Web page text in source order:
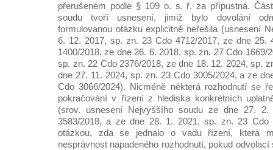
přerušeném podle § 109 o. s. ř. za přípustná.
soudu tvoří usnesení, jimiž bylo dovolání
formulovanou otázku explicitně neřešila (usnesení
6. 12. 2017, sp. zn. 23 Cdo 4712/2017, ze dne 25.
1400/2018, ze dne 26. 6. 2018, sp. zn. 27 Cdo 1669/
sp. zn. 22 Cdo 2376/2018, ze dne 18. 12. 2024, sp.
dne 27. 11. 2024, sp. zn. 23 Cdo 3005/2024, a ze
Cdo 3066/2024). Nicméně některá rozhodnutí se
pokračování v řízení z hlediska konkrétních
(srov. usnesení Nejvyššího soudu ze dne 27.
3583/2018, a ze dne 28. 1. 2021, sp. zn. 23 Cdo
otázkou, zda se jednalo o vadu řízení, která
nesprávnost napadeného rozhodnutí, pokud odvolací